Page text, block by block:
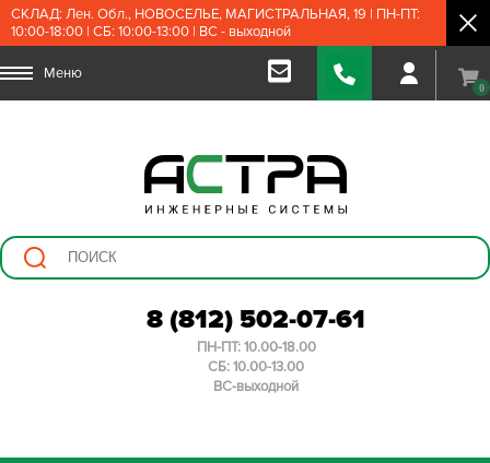
СКЛАД: Лен. Обл., НОВОСЕЛЬЕ, МАГИСТРАЛЬНАЯ, 19 | ПН-ПТ:
10:00-18:00 | СБ: 10:00-13:00 | ВС - выходной
Меню
0
8 (812) 502-07-61
ПН-ПТ: 10.00-18.00
СБ: 10.00-13.00
ВС-выходной